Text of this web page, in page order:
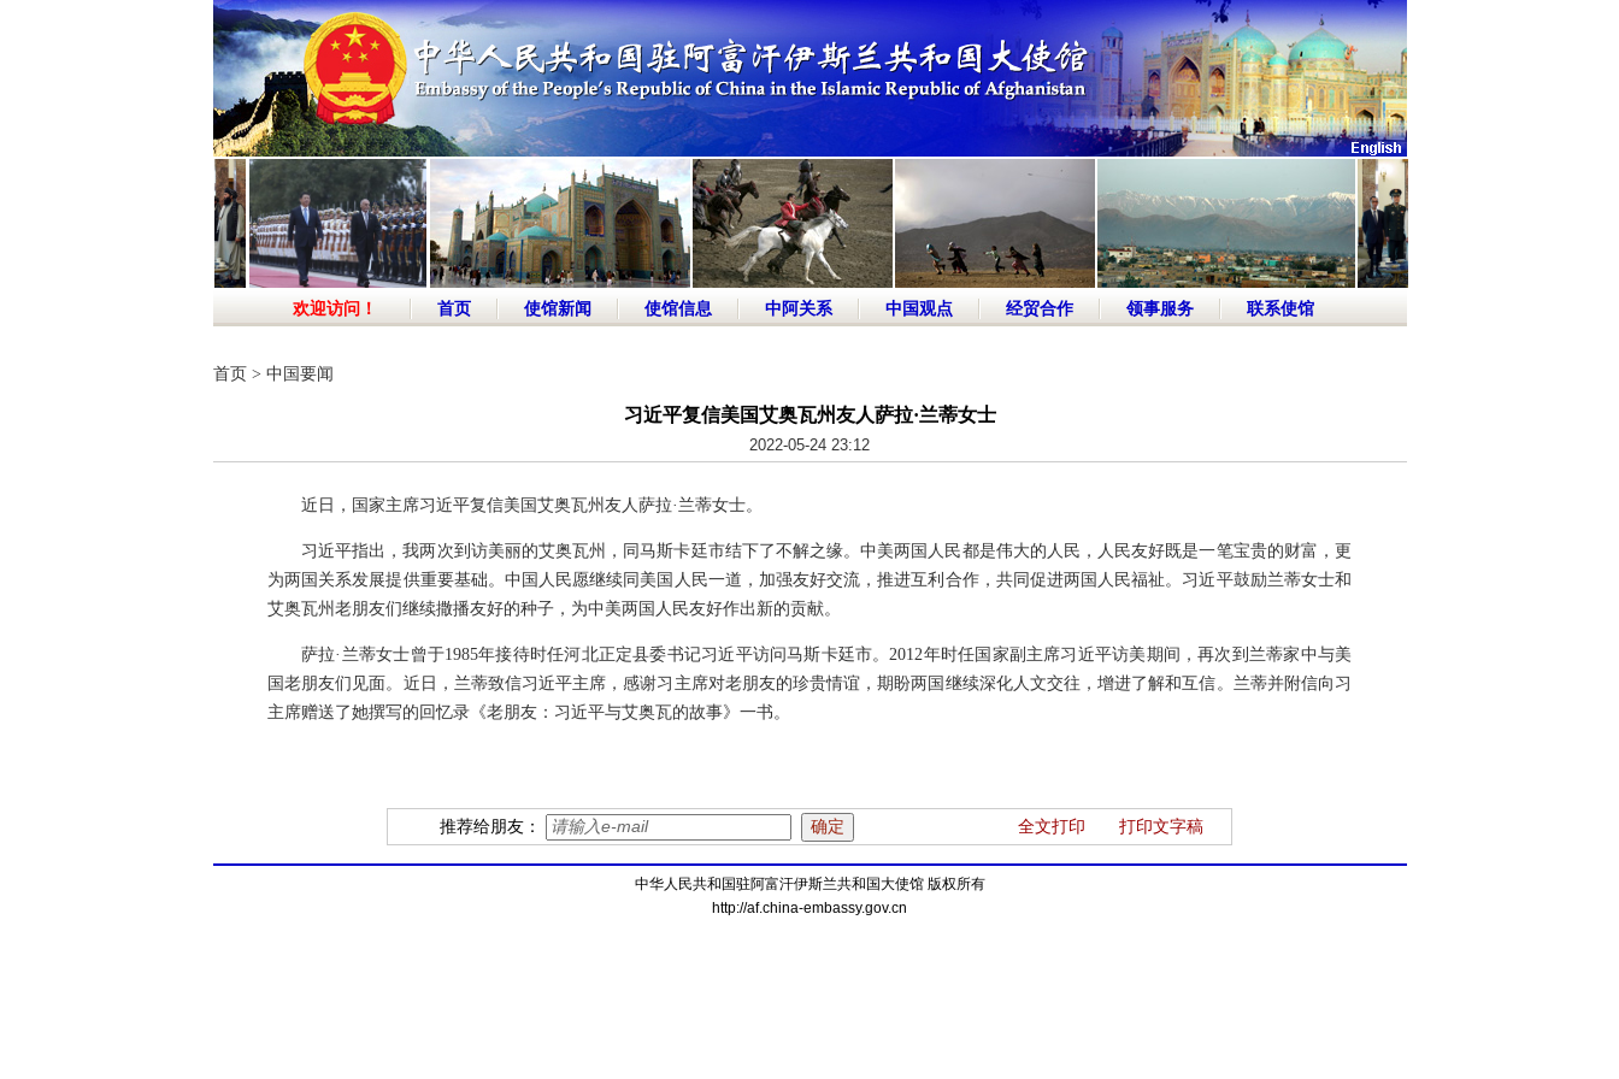
欢迎访问！ 首页 使馆新闻 使馆信息 中阿关系 中国观点 经贸合作 领事服务 联系使馆
首页 > 中国要闻
习近平复信美国艾奥瓦州友人萨拉·兰蒂女士
2022-05-24 23:12
近日，国家主席习近平复信美国艾奥瓦州友人萨拉·兰蒂女士。
习近平指出，我两次到访美丽的艾奥瓦州，同马斯卡廷市结下了不解之缘。中美两国人民都是伟大的人民，人民友好既是一笔宝贵的财富，更
为两国关系发展提供重要基础。中国人民愿继续同美国人民一道，加强友好交流，推进互利合作，共同促进两国人民福祉。习近平鼓励兰蒂女士和
艾奥瓦州老朋友们继续撒播友好的种子，为中美两国人民友好作出新的贡献。
萨拉·兰蒂女士曾于1985年接待时任河北正定县委书记习近平访问马斯卡廷市。2012年时任国家副主席习近平访美期间，再次到兰蒂家中与美
国老朋友们见面。近日，兰蒂致信习近平主席，感谢习主席对老朋友的珍贵情谊，期盼两国继续深化人文交往，增进了解和互信。兰蒂并附信向习
主席赠送了她撰写的回忆录《老朋友：习近平与艾奥瓦的故事》一书。
推荐给朋友： 全文打印 打印文字稿
中华人民共和国驻阿富汗伊斯兰共和国大使馆 版权所有
http://af.china-embassy.gov.cn